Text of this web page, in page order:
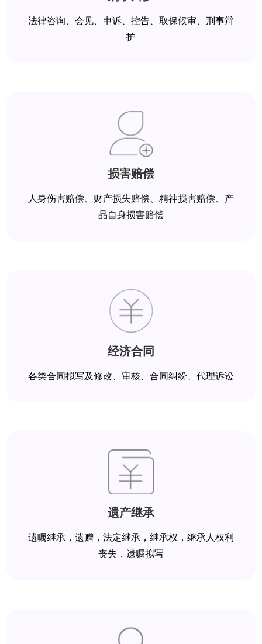
法律咨询、会见、申诉、控告、取保候审、刑事辩
护
损害赔偿
人身伤害赔偿、财产损失赔偿、精神损害赔偿、产
品自身损害赔偿
经济合同
各类合同拟写及修改、审核、合同纠纷、代理诉讼
遗产继承
遗嘱继承，遗赠，法定继承，继承权，继承人权利
丧失，遗嘱拟写